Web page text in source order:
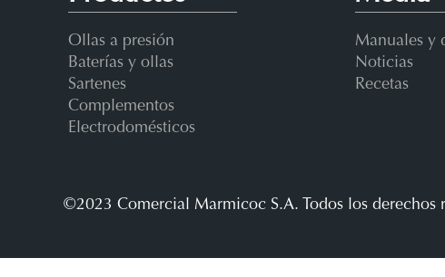
Ollas a presión
Baterías y ollas
Sartenes
Complementos
Electrodomésticos
Manuales y
Noticias
Recetas
©2023 Comercial Marmicoc S.A. Todos los derechos